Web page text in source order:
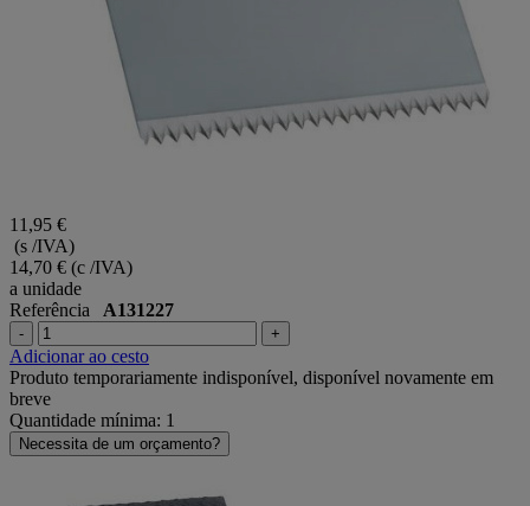
11,95 €
(s /IVA)
14,70 € (c /IVA)
a unidade
Referência A131227
- +
Adicionar ao cesto
Produto temporariamente indisponível, disponível novamente em
breve
Quantidade mínima: 1
Necessita de um orçamento?